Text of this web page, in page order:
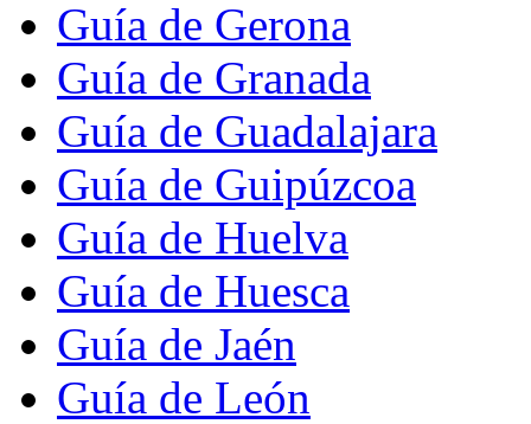
Guía de Gerona
Guía de Granada
Guía de Guadalajara
Guía de Guipúzcoa
Guía de Huelva
Guía de Huesca
Guía de Jaén
Guía de León